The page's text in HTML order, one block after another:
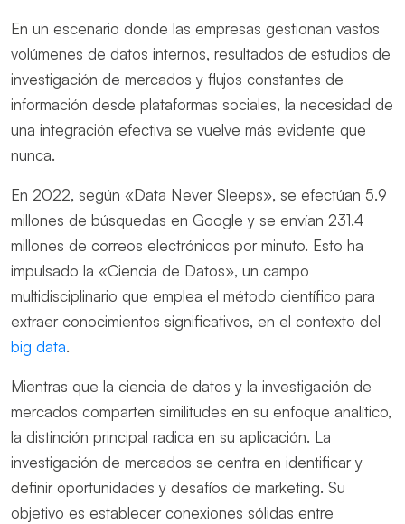
En un escenario donde las empresas gestionan vastos
volúmenes de datos internos, resultados de estudios de
investigación de mercados y flujos constantes de
información desde plataformas sociales, la necesidad de
una integración efectiva se vuelve más evidente que
nunca.
En 2022, según «Data Never Sleeps», se efectúan 5.9
millones de búsquedas en Google y se envían 231.4
millones de correos electrónicos por minuto. Esto ha
impulsado la «Ciencia de Datos», un campo
multidisciplinario que emplea el método científico para
extraer conocimientos significativos, en el contexto del
big data.
Mientras que la ciencia de datos y la investigación de
mercados comparten similitudes en su enfoque analítico,
la distinción principal radica en su aplicación. La
investigación de mercados se centra en identificar y
definir oportunidades y desafíos de marketing. Su
objetivo es establecer conexiones sólidas entre